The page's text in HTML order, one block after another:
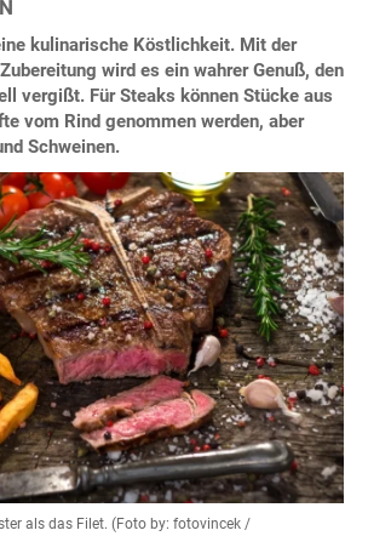
kulinarische Köstlichkeit. Mit der
wird es ein wahrer Genuß, den
vergißt. Für Steaks können Stücke aus
vom Rind genommen werden, aber
Schweinen.
als das Filet. (Foto by: fotovincek /